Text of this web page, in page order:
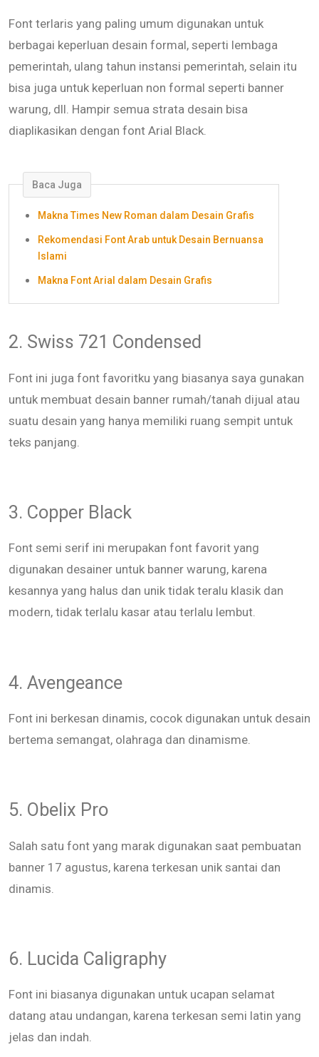
Font terlaris yang paling umum digunakan untuk
berbagai keperluan desain formal, seperti lembaga
pemerintah, ulang tahun instansi pemerintah, selain itu
bisa juga untuk keperluan non formal seperti banner
warung, dll. Hampir semua strata desain bisa
diaplikasikan dengan font Arial Black.
Baca Juga
Makna Times New Roman dalam Desain Grafis
Rekomendasi Font Arab untuk Desain Bernuansa
Islami
Makna Font Arial dalam Desain Grafis
2. Swiss 721 Condensed
Font ini juga font favoritku yang biasanya saya gunakan
untuk membuat desain banner rumah/tanah dijual atau
suatu desain yang hanya memiliki ruang sempit untuk
teks panjang.
3. Copper Black
Font semi serif ini merupakan font favorit yang
digunakan desainer untuk banner warung, karena
kesannya yang halus dan unik tidak teralu klasik dan
modern, tidak terlalu kasar atau terlalu lembut.
4. Avengeance
Font ini berkesan dinamis, cocok digunakan untuk desain
bertema semangat, olahraga dan dinamisme.
5. Obelix Pro
Salah satu font yang marak digunakan saat pembuatan
banner 17 agustus, karena terkesan unik santai dan
dinamis.
6. Lucida Caligraphy
Font ini biasanya digunakan untuk ucapan selamat
datang atau undangan, karena terkesan semi latin yang
jelas dan indah.